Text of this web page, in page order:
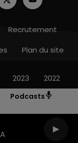
Podcasts
Recrutement
Plan du site
2023 2022